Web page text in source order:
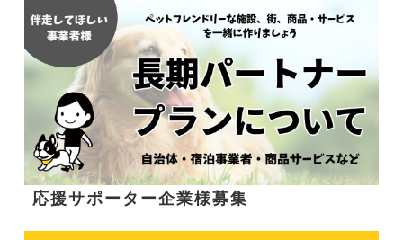
応援サポーター企業様募集